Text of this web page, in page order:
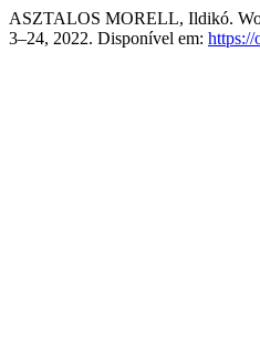
ASZTALOS MORELL, Ildikó.
3–24, 2022. Disponível em: https://